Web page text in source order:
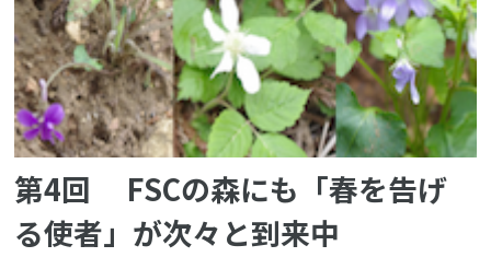
第4回 FSCの森にも「春を告げ
る使者」が次々と到来中